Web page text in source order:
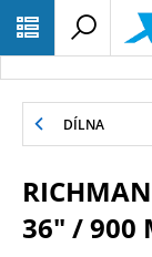
DÍLNA
36" / 900